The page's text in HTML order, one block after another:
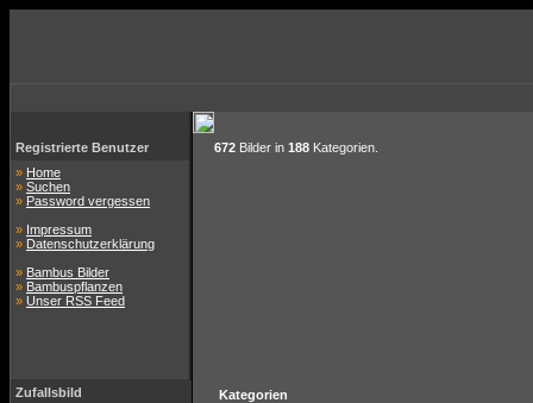
Registrierte Benutzer
» Home
» Suchen
» Password vergessen
» Impressum
» Datenschutzerklärung
» Bambus Bilder
» Bambuspflanzen
» Unser RSS Feed
Zufallsbild
672 Bilder in 188 Kategorien.
Kategorien